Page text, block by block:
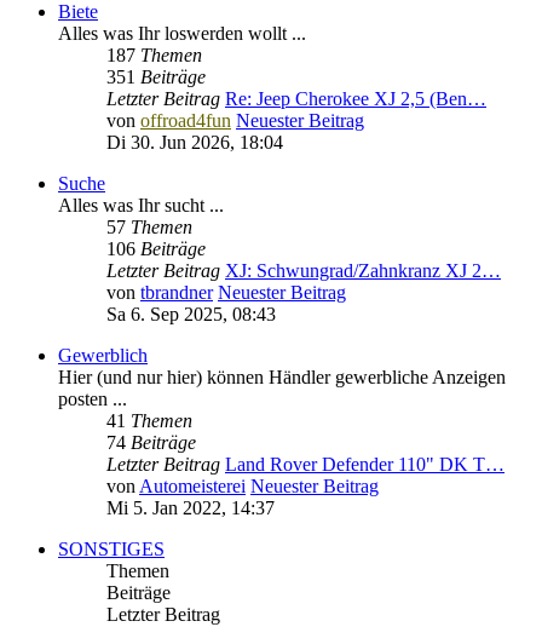
Biete
Alles was Ihr loswerden wollt ...
187 Themen
351 Beiträge
Letzter Beitrag Re: Jeep Cherokee XJ 2,5 (Ben…
von offroad4fun Neuester Beitrag
Di 30. Jun 2026, 18:04
Suche
Alles was Ihr sucht ...
57 Themen
106 Beiträge
Letzter Beitrag XJ: Schwungrad/Zahnkranz XJ 2…
von tbrandner Neuester Beitrag
Sa 6. Sep 2025, 08:43
Gewerblich
Hier (und nur hier) können Händler gewerbliche Anzeigen
posten ...
41 Themen
74 Beiträge
Letzter Beitrag Land Rover Defender 110" DK T…
vonAutomeisterei Neuester Beitrag
Mi 5. Jan 2022, 14:37
SONSTIGES
Themen
Beiträge
Letzter Beitrag